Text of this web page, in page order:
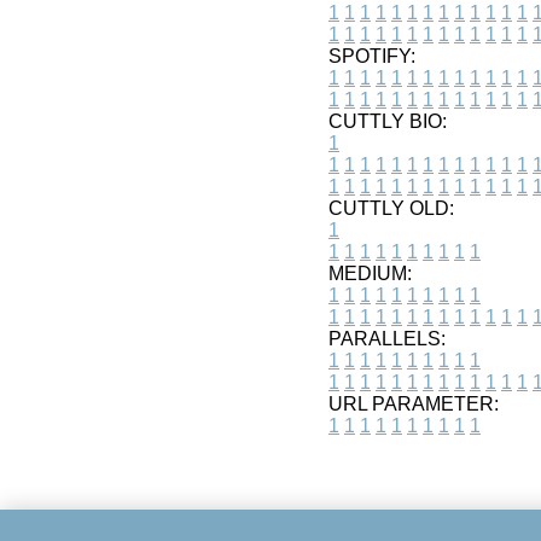
1 1 1 1 1 1 1 1 1 1 1 1 1 1
1 1 1 1 1 1 1 1 1 1 1 1 1 1
SPOTIFY:
1 1 1 1 1 1 1 1 1 1 1 1 1 1
1 1 1 1 1 1 1 1 1 1 1 1 1 1
CUTTLY BIO:
1
1 1 1 1 1 1 1 1 1 1 1 1 1 1
1 1 1 1 1 1 1 1 1 1 1 1 1 1
CUTTLY OLD:
1
1 1 1 1 1 1 1 1 1 1
MEDIUM:
1 1 1 1 1 1 1 1 1 1
1 1 1 1 1 1 1 1 1 1 1 1 1 1
PARALLELS:
1 1 1 1 1 1 1 1 1 1
1 1 1 1 1 1 1 1 1 1 1 1 1 1
URL PARAMETER:
1 1 1 1 1 1 1 1 1 1